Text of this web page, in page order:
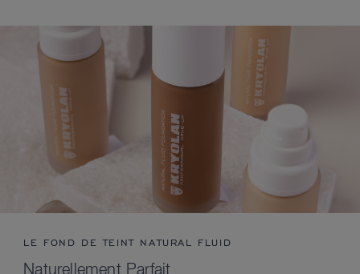
LE FOND DE TEINT NATURAL FLUID
Naturellement Parfait